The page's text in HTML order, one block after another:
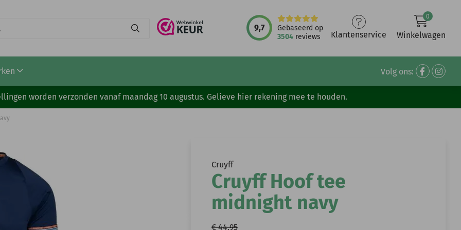
9,7
Gebaseerd op
3504 reviews Klantenservice
0
Winkelwagen
Volg ons:
worden verzonden vanaf maandag 10 augustus. Gelieve hier rekening mee te houden.
Cruyff
Cruyff Hoof tee
midnight navy
€ 44,95